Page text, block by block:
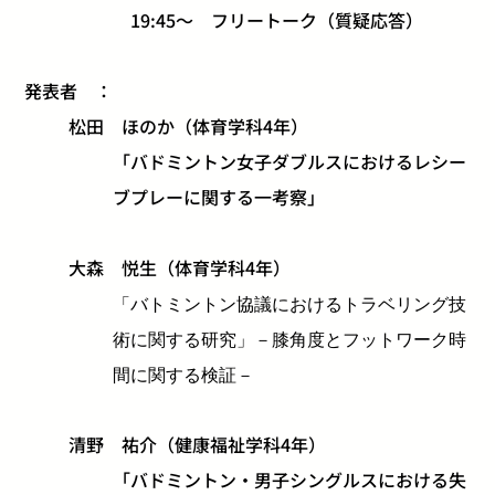
19:45～ フリートーク（質疑応答）
発表者 ：
松田 ほのか（体育学科4年）
「バドミントン女子ダブルスにおけるレシー
ブプレーに関する一考察」
大森 悦生（体育学科4年）
「バトミントン協議におけるトラベリング技
術に関する研究」
－膝角度とフットワーク時
間に関する検証－
清野 祐介（健康福祉学科4年）
「バドミントン・男子シングルスにおける失